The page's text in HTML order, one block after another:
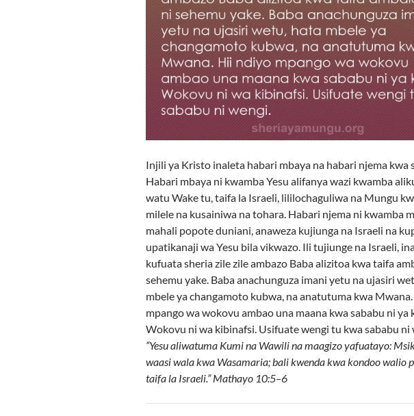
Injili ya Kristo inaleta habari mbaya na habari njema kwa
Habari mbaya ni kwamba Yesu alifanya wazi kwamba
watu Wake tu, taifa la Israeli, lililochaguliwa na Mungu
milele na kusainiwa na tohara. Habari njema ni kwamba
mahali popote duniani, anaweza kujiunga na Israeli na
upatikanaji wa Yesu bila vikwazo. Ili tujiunge na Israeli,
kufuata sheria zile zile ambazo Baba alizitoa kwa taifa
sehemu yake. Baba anachunguza imani yetu na ujasiri
mbele ya changamoto kubwa, na anatutuma kwa
mpango wa wokovu ambao una maana kwa sababu ni ya
Wokovu ni wa kibinafsi. Usifuate wengi tu kwa sababu ni
“Yesu aliwatuma Kumi na Wawili na maagizo yafuatayo:
waasi wala kwa Wasamaria; bali kwenda kwa kondoo walio
taifa la Israeli.” Mathayo 10:5–6